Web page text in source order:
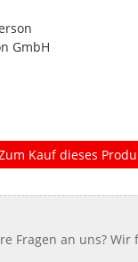
GmbH
Kauf dieses
Fragen an uns?